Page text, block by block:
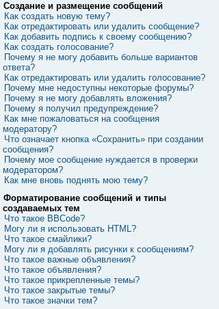
Создание и размещение сообщений
Как создать новую тему?
Как отредактировать или удалить сообщение?
Как добавить подпись к своему сообщению?
Как создать голосование?
Почему я не могу добавить больше вариантов
ответа?
Как отредактировать или удалить голосование?
Почему мне недоступны некоторые форумы?
Почему я не могу добавлять вложения?
Почему я получил предупреждение?
Как мне пожаловаться на сообщения
модератору?
Что означает кнопка «Сохранить» при создании
сообщения?
Почему мое сообщение нуждается в проверки
модератором?
Как мне вновь поднять мою тему?
Форматирование сообщений и типы
создаваемых тем
Что такое BBCode?
Могу ли я использовать HTML?
Что такое смайлики?
Могу ли я добавлять рисунки к сообщениям?
Что такое важные объявления?
Что такое объявления?
Что такое прикрепленные темы?
Что такое закрытые темы?
Что такое значки тем?